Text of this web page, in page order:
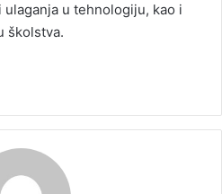
u tehnologiju, kao i
školstva.